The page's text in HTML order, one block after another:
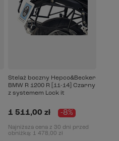
Stelaż boczny Hepco&Becker
BMW R 1200 R [11-14] Czarny
z systemem Lock it
1 511,00 zł -8%
Najniższa cena z 30 dni przed
obniżką: 1 478,00 zł